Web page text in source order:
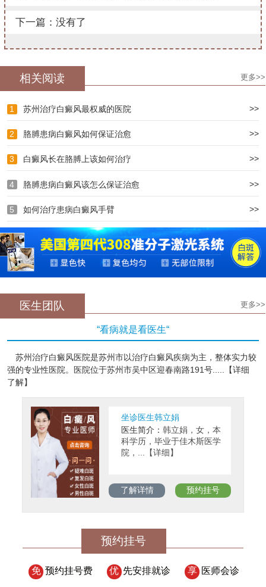
下一篇：没有了
相关阅读 更多>>
1 苏州治疗白癜风最权威的医院 >>
2 胳膊患病白癜风如何保证治愈 >>
3 白癜风长在胳膊上该如何治疗 >>
4 胳膊患病白癜风该怎么保证治愈 >>
5 如何治疗患病白癜风手臂 >>
医生团队 更多>>
“看病就是看医生“
苏州治疗白癜风医院是苏州市以治疗白癜风疾病为主，整体实力较
强的专业性医院。医院位于苏州市吴中区迎春南路191号.....【详细
了解】
坐诊医生韩立娟
医生简介： 韩立娟，女，本
科学历，毕业于佳木斯医学
院，...【详细】
了解详情 预约挂号
预约挂号
免 预约挂号费 优 先安排就诊 享 医师会诊